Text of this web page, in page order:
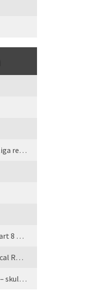
Games Made in Sweden 2026 – Den årliga rean är tillbaka
Link från Breath of the Wild i Mario Kart 8 Deluxe
Vi testar en massagepistol från Careical Recovery
Fares skrattar hela vägen till banken – skulle vi tro